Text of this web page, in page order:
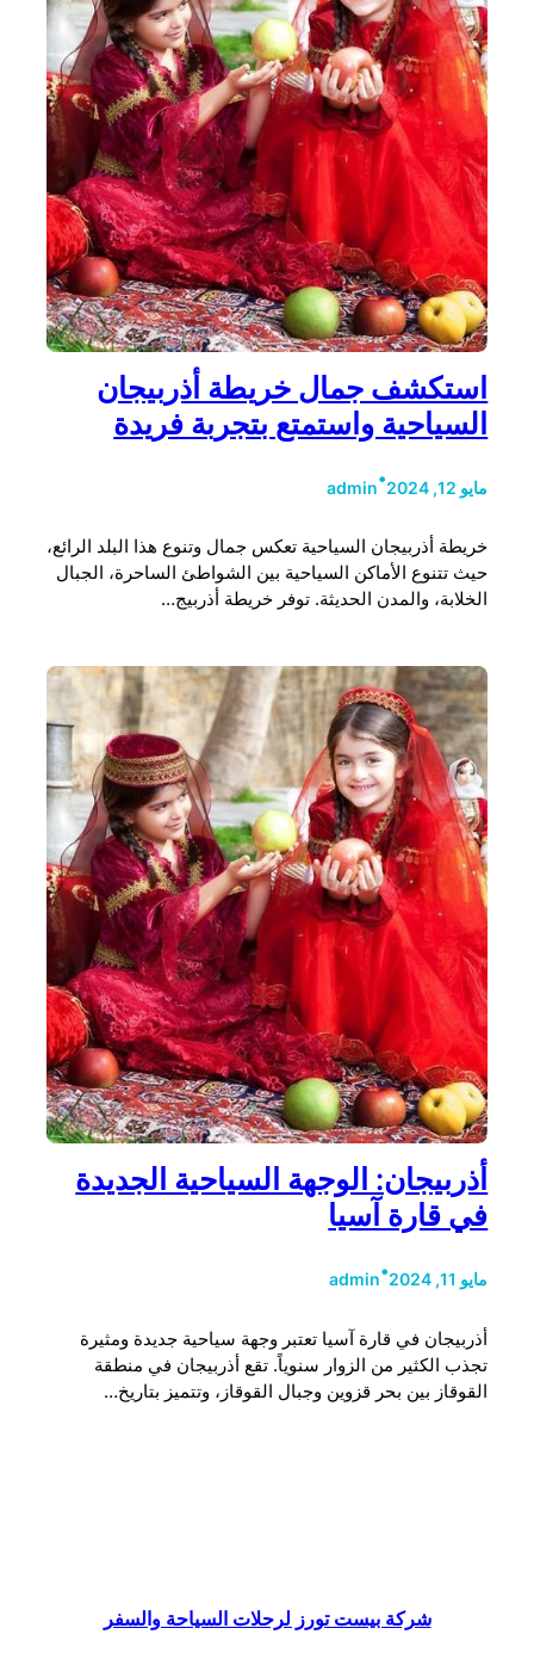
استكشف جمال خريطة أذربيجان
السياحية واستمتع بتجربة فريدة
مايو 12, 2024 •
admin
خريطة أذربيجان السياحية تعكس جمال وتنوع هذا البلد الرائع،
حيث تتنوع الأماكن السياحية بين الشواطئ الساحرة، الجبال
الخلابة، والمدن الحديثة. توفر خريطة أذربيج…
أذربيجان: الوجهة السياحية الجديدة
في قارة آسيا
مايو 11, 2024 •
admin
أذربيجان في قارة آسيا تعتبر وجهة سياحية جديدة ومثيرة
تجذب الكثير من الزوار سنوياً. تقع أذربيجان في منطقة
القوقاز بين بحر قزوين وجبال القوقاز، وتتميز بتاريخ…
شركة بيست تورز لرحلات السياحة والسفر